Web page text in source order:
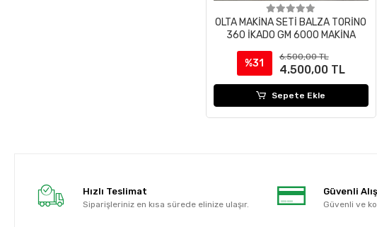
OLTA MAKİNA SETİ BALZA TORİNO
360 İKADO GM 6000 MAKİNA
%31
6.500,00 TL
4.500,00 TL
Sepete Ekle
Hızlı Teslimat
Siparişleriniz en kısa sürede elinize ulaşır.
Güvenli
Güvenli ve